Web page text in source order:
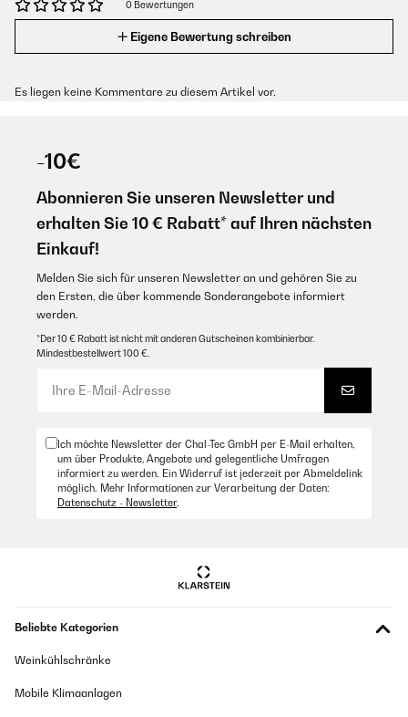
0 Bewertungen
Eigene Bewertung schreiben
Es liegen keine Kommentare zu diesem Artikel vor.
-10€
Abonnieren Sie unseren Newsletter und
erhalten Sie 10 € Rabatt* auf Ihren nächsten
Einkauf!
Melden Sie sich für unseren Newsletter an und gehören Sie zu
den Ersten, die über kommende Sonderangebote informiert
werden.
*Der 10 € Rabatt ist nicht mit anderen Gutscheinen kombinierbar.
Mindestbestellwert 100 €.
Ich möchte Newsletter der Chal-Tec GmbH per E-Mail erhalten,
um über Produkte, Angebote und gelegentliche Umfragen
informiert zu werden. Ein Widerruf ist jederzeit per Abmeldelink
möglich. Mehr Informationen zur Verarbeitung der Daten:
Datenschutz - Newsletter.
Beliebte Kategorien
Weinkühlschränke
Mobile Klimaanlagen